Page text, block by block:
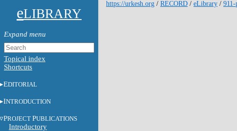
eLIBRARY
Topical index
Shortcuts
EDITORIAL
INTRODUCTION
PROJECT PUBLICATIONS
Introductory
https://urkesh.org / RECORD / eLibrary /